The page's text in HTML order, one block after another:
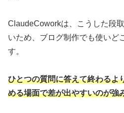
ClaudeCoworkは、こうした段
いため、ブログ制作でも使いど
す。
ひとつの質問に答えて終わるよ
める場面で差が出やすいのが強